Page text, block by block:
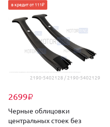
2190-5402128 / 2190-5402129
2699₽
в кредит от 111₽
Черные облицовки
центральных стоек без